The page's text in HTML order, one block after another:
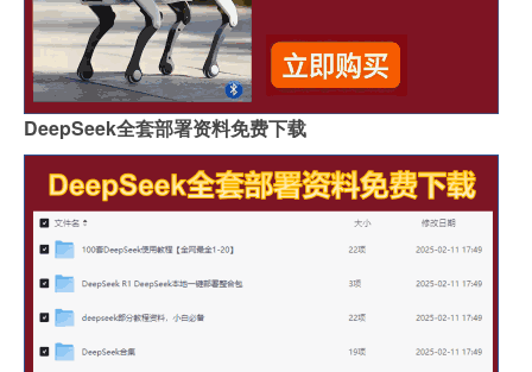
DeepSeek全套部署资料免费下载